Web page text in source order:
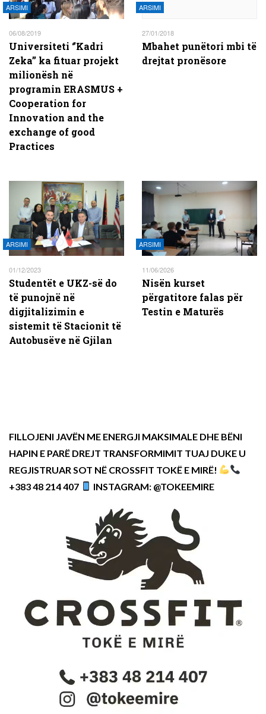
ARSIMI
06/08/2019
Universiteti ‘’Kadri
Zeka’’ ka fituar projekt
milionësh në
programin ERASMUS +
Cooperation for
Innovation and the
exchange of good
Practices
ARSIMI
27/01/2018
Mbahet punëtori mbi të
drejtat pronësore
ARSIMI
01/12/2023
Studentët e UKZ-së do
të punojnë në
digjitalizimin e
sistemit të Stacionit të
Autobusëve në Gjilan
ARSIMI
11/06/2026
Nisën kurset
përgatitore falas për
Testin e Maturës
FILLOJENI JAVËN ME ENERGJI MAKSIMALE DHE BËNI
HAPIN E PARË DREJT TRANSFORMIMIT TUAJ DUKE U
REGJISTRUAR SOT NË CROSSFIT TOKË E MIRË!
+383 48 214 407
INSTAGRAM: @TOKEEMIRE